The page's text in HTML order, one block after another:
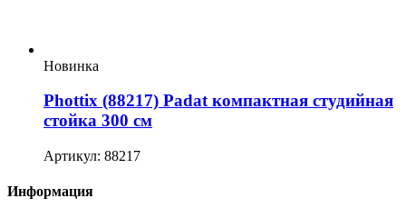
Новинка
Phottix (88217) Padat компактная студийная
стойка 300 см
Артикул: 88217
Информация